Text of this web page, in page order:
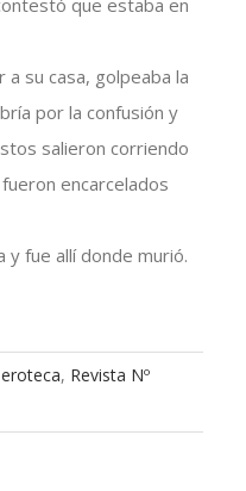
que estaba en
a su casa, golpeaba la
por la confusión y
salieron corriendo
encarcelados
y fue allí donde murió.
, Revista Nº